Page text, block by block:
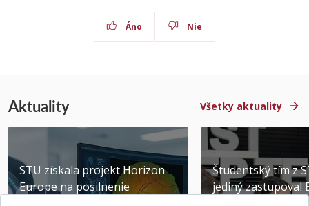
Áno Nie
Aktuality Všetky aktuality
STU získala projekt Horizon
Europe na posilnenie
Študentský tím z
jediný zastupoval